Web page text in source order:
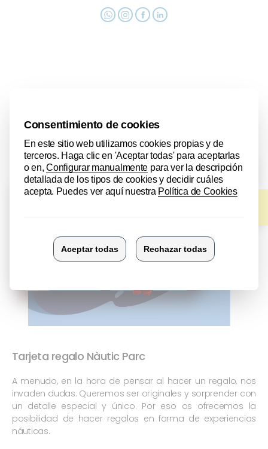
Tarjeta regalo Nàutic Parc
A menudo, en la hora de pensar al hacer un regalo, nos
invaden dudas. Queremos ser originales y sorprender con
un detalle especial y único. Por eso os ofrecemos la
posibilidad de hacer regalos en forma de experiencias
náuticas.